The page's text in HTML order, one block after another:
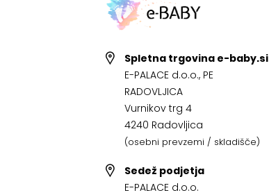
Spletna trgovina e-baby.si
E-PALACE d.o.o., PE
RADOVLJICA
Vurnikov trg 4
4240 Radovljica
(osebni prevzemi / skladišče)
Sedež podjetja
E-PALACE d.o.o.